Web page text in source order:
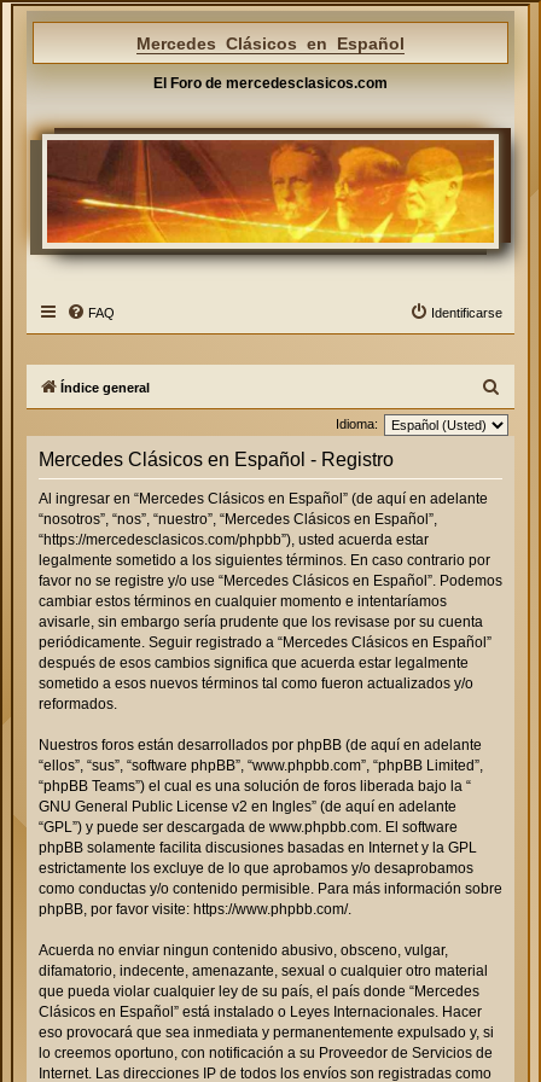
Mercedes Clásicos en Español
El Foro de mercedesclasicos.com
FAQ Identificarse
Índice general
u
Idioma:
Mercedes Clásicos en Español - Registro
Al ingresar en “Mercedes Clásicos en Español” (de aquí en adelante
“nosotros”, “nos”, “nuestro”, “Mercedes Clásicos en Español”,
“https://mercedesclasicos.com/phpbb”), usted acuerda estar
legalmente sometido a los siguientes términos. En caso contrario por
favor no se registre y/o use “Mercedes Clásicos en Español”. Podemos
cambiar estos términos en cualquier momento e intentaríamos
avisarle, sin embargo sería prudente que los revisase por su cuenta
periódicamente. Seguir registrado a “Mercedes Clásicos en Español”
después de esos cambios significa que acuerda estar legalmente
sometido a esos nuevos términos tal como fueron actualizados y/o
reformados.
Nuestros foros están desarrollados por phpBB (de aquí en adelante
“ellos”, “sus”, “software phpBB”, “www.phpbb.com”, “phpBB Limited”,
“phpBB Teams”) el cual es una solución de foros liberada bajo la “
GNU General Public License v2 en Ingles” (de aquí en adelante
“GPL”) y puede ser descargada de www.phpbb.com. El software
phpBB solamente facilita discusiones basadas en Internet y la GPL
estrictamente los excluye de lo que aprobamos y/o desaprobamos
como conductas y/o contenido permisible. Para más información sobre
phpBB, por favor visite: https://www.phpbb.com/.
Acuerda no enviar ningun contenido abusivo, obsceno, vulgar,
difamatorio, indecente, amenazante, sexual o cualquier otro material
que pueda violar cualquier ley de su país, el país donde “Mercedes
Clásicos en Español” está instalado o Leyes Internacionales. Hacer
eso provocará que sea inmediata y permanentemente expulsado y, si
lo creemos oportuno, con notificación a su Proveedor de Servicios de
Internet. Las direcciones IP de todos los envíos son registradas como